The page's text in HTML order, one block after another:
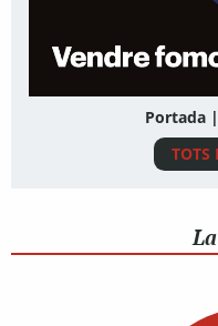
Portada
TOTS